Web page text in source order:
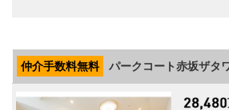
仲介手数料無料 パークコート赤坂ザタ